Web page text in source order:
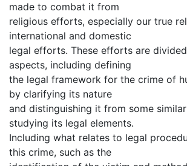
made to combat it from
religious efforts, especially our true
international and domestic
legal efforts. These efforts are
aspects, including defining
the legal framework for the crime of
by clarifying its nature
and distinguishing it from some
studying its legal elements.
Including what relates to legal
this crime, such as the